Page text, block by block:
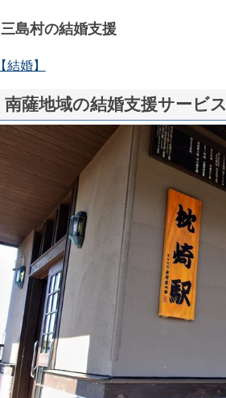
三島村の結婚支援
【結婚】
南薩地域の結婚支援サービス